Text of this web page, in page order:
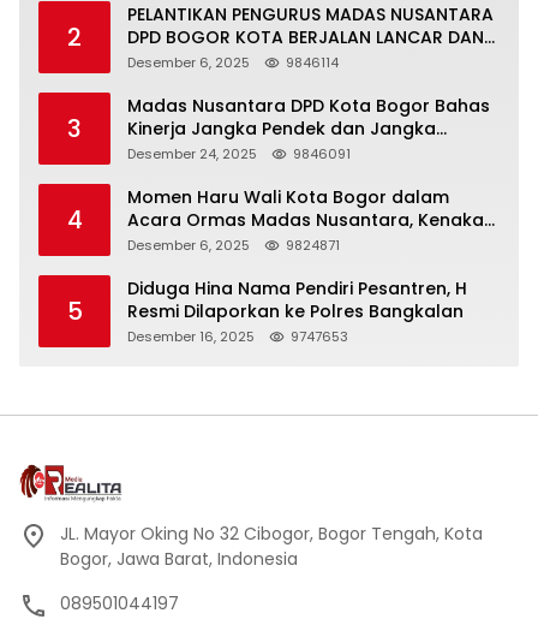
2
PELANTIKAN PENGURUS MADAS NUSANTARA
DPD BOGOR KOTA BERJALAN LANCAR DAN
KHIDMAT
Desember 6, 2025 9846114
3
Madas Nusantara DPD Kota Bogor Bahas
Kinerja Jangka Pendek dan Jangka
Panjang
Desember 24, 2025 9846091
4
Momen Haru Wali Kota Bogor dalam
Acara Ormas Madas Nusantara, Kenakan
Peci Hitam Tinggi sebagai Simbol
Desember 6, 2025 9824871
5
Diduga Hina Nama Pendiri Pesantren, H
Resmi Dilaporkan ke Polres Bangkalan
Desember 16, 2025 9747653
JL. Mayor Oking No 32 Cibogor, Bogor Tengah, Kota
Bogor, Jawa Barat, Indonesia
089501044197